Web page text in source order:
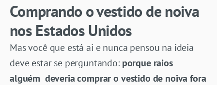
Comprando o vestido de noiva
nos Estados Unidos
Mas você que está ai e nunca pensou na ideia
deve estar se perguntando: porque raios
alguém deveria comprar o vestido de noiva fora